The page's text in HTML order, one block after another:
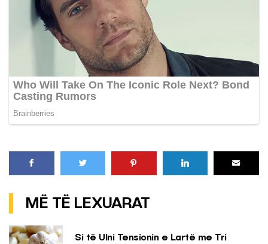
MË TË LEXUARAT
Si të Ulni Tensionin e Lartë me Tri